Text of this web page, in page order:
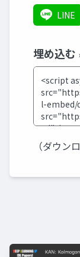
LINE
埋め込む
（ダウン